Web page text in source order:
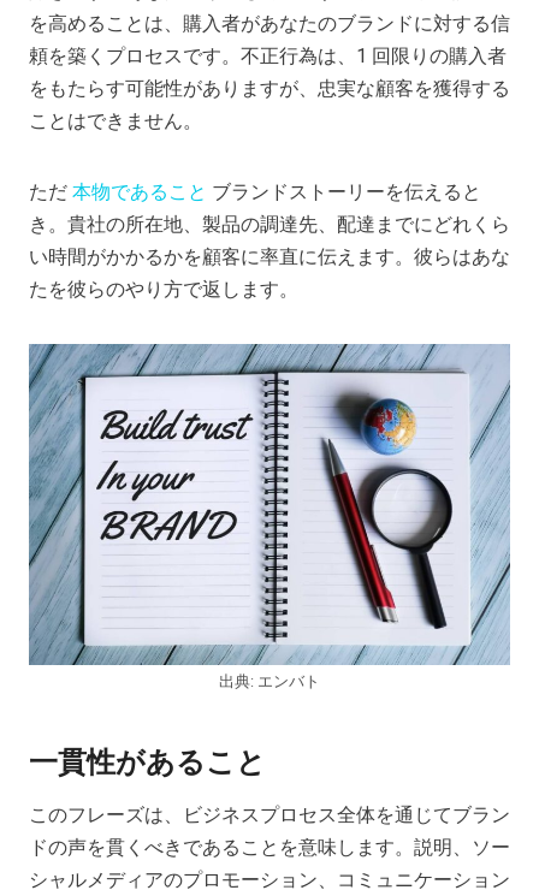
を高めることは、購入者があなたのブランドに対する信
頼を築くプロセスです。不正行為は、1 回限りの購入者
をもたらす可能性がありますが、忠実な顧客を獲得する
ことはできません。
ただ 本物であること ブランドストーリーを伝えると
き。貴社の所在地、製品の調達先、配達までにどれくら
い時間がかかるかを顧客に率直に伝えます。彼らはあな
たを彼らのやり方で返します。
出典: エンバト
一貫性があること
このフレーズは、ビジネスプロセス全体を通じてブラン
ドの声を貫くべきであることを意味します。説明、ソー
シャルメディアのプロモーション、コミュニケーション